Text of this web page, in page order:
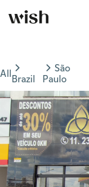
AllBrazil
São
Paulo